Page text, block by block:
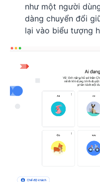
như một người
dàng chuyển đổi
lại vào biểu tượng